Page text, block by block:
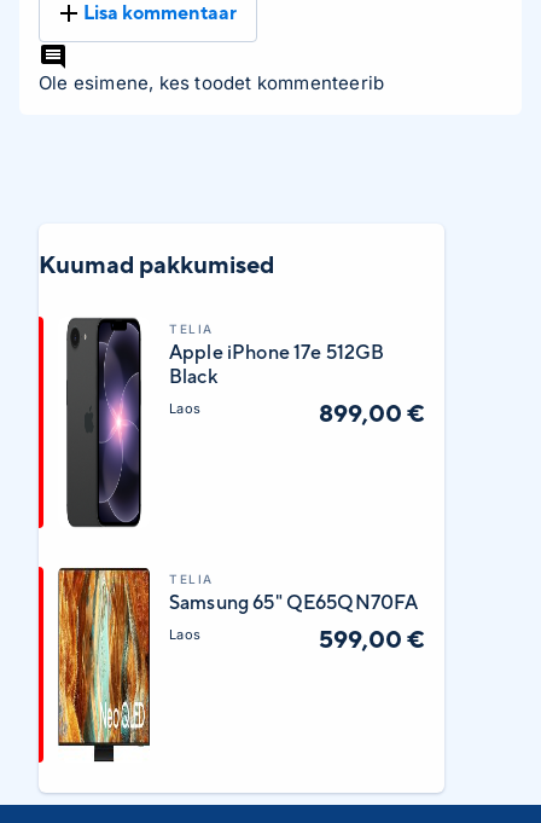
Lisa kommentaar
Ole esimene, kes toodet kommenteerib
Kuumad pakkumised
TELIA
Apple iPhone 17e 512GB
Black
Laos 899,00 €
TELIA
Samsung 65" QE65QN70FA
Laos 599,00 €